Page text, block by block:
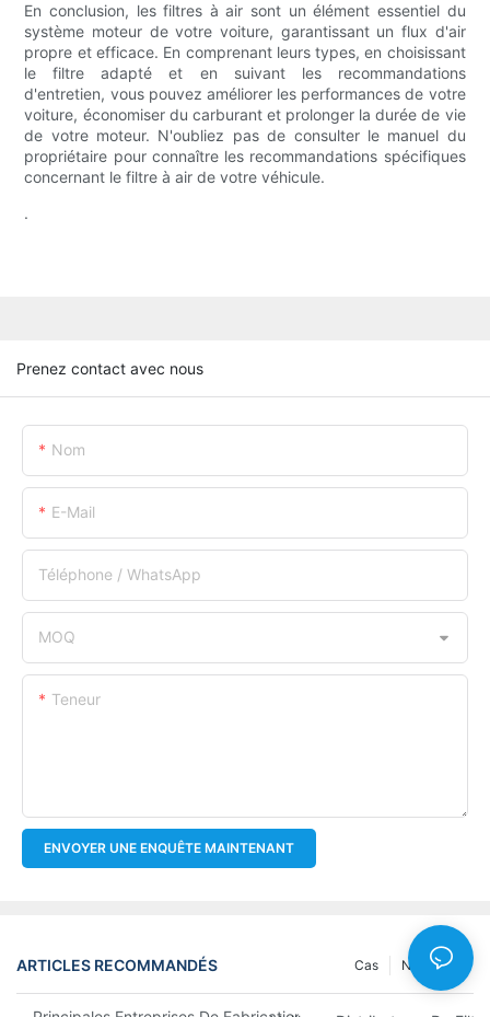
En conclusion, les filtres à air sont un élément essentiel du
système moteur de votre voiture, garantissant un flux d'air
propre et efficace. En comprenant leurs types, en choisissant
le filtre adapté et en suivant les recommandations
d'entretien, vous pouvez améliorer les performances de votre
voiture, économiser du carburant et prolonger la durée de vie
de votre moteur. N'oubliez pas de consulter le manuel du
propriétaire pour connaître les recommandations spécifiques
concernant le filtre à air de votre véhicule.
.
Prenez contact avec nous
Nom
E-Mail
Téléphone / WhatsApp
MOQ
Teneur
ENVOYER UNE ENQUÊTE MAINTENANT
ARTICLES RECOMMANDÉS Nouvelles
Cas